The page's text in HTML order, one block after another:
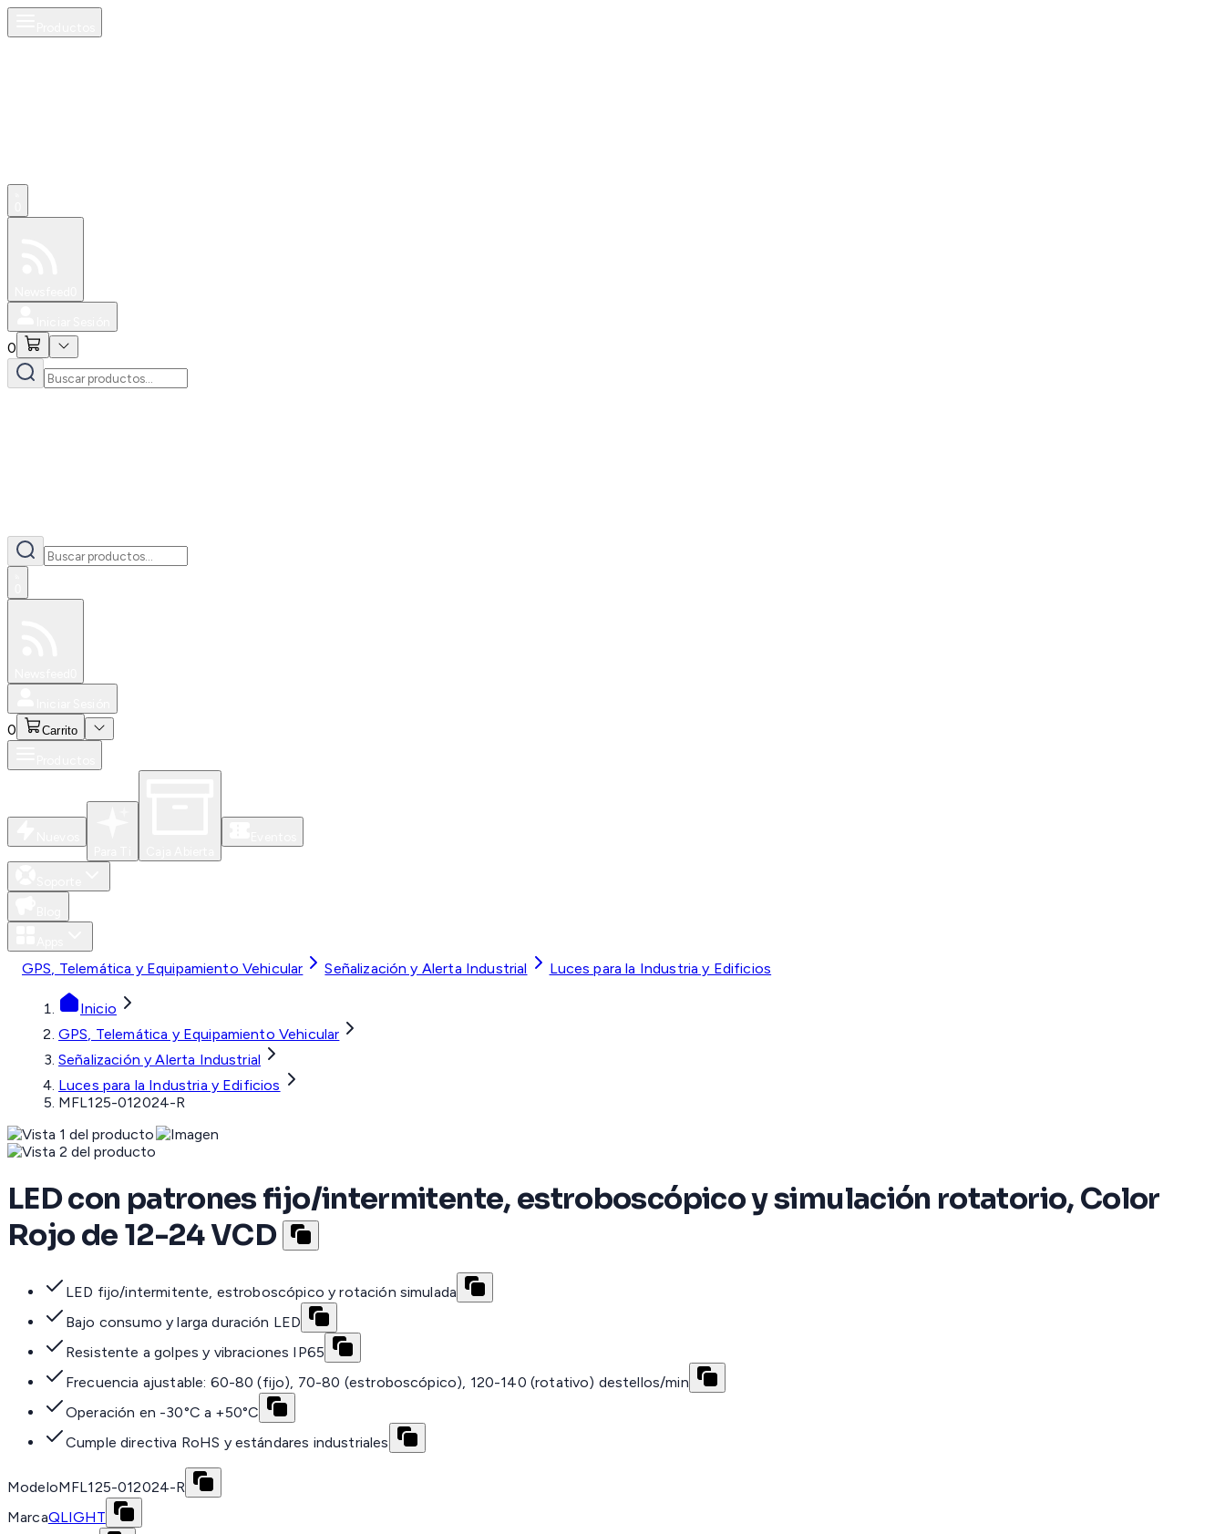
0
0 Carrito
GPS, Telemática y Equipamiento Vehicular Señalización y Alerta Industrial Luces para la Industria y Edificios
Inicio
GPS, Telemática y Equipamiento Vehicular
Señalización y Alerta Industrial
Luces para la Industria y Edificios
MFL125-012024-R
LED con patrones fijo/intermitente, estroboscópico y simulación rotatorio, Color
Rojo de 12-24 VCD
LED fijo/intermitente, estroboscópico y rotación simulada
Bajo consumo y larga duración LED
Resistente a golpes y vibraciones IP65
Frecuencia ajustable: 60-80 (fijo), 70-80 (estroboscópico), 120-140 (rotativo) destellos/min
Operación en -30°C a +50°C
Cumple directiva RoHS y estándares industriales
ModeloMFL125-012024-R
MarcaQLIGHT